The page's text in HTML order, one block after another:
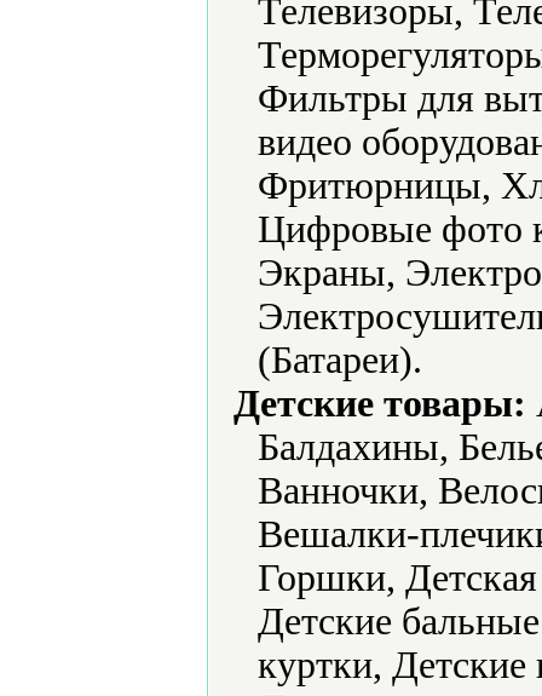
Телевизоры,
Фильтры для
видео
Фритюрницы,
Цифровые фото
Экраны,
(Батареи).
Детские товары:
Балдахины,
Ванночки,
Вешалки-
Горшки,
Детские
куртки, Детские